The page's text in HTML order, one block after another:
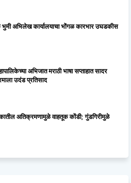
अभिलेख कार्यालयाचा भोंगळ कारभार उघडकीस
अभिजात मराठी भाषा सप्ताहात सादर
उदंड प्रतिसाद
अतिक्रमणामुळे वाहतूक कोंडी; गुंडगिरीमुळे